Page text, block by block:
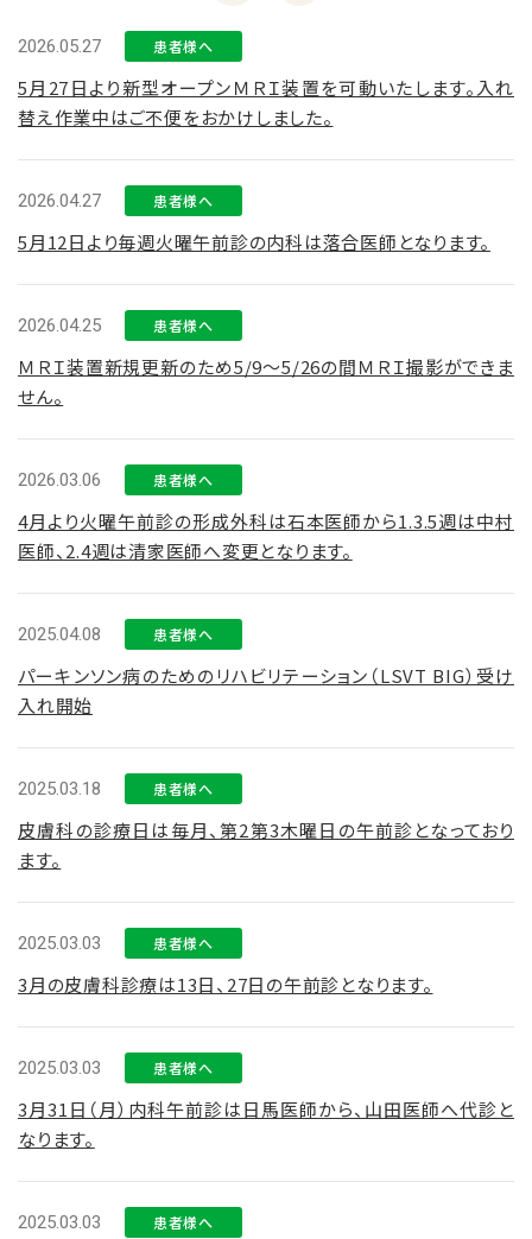
2026.05.27 患者様へ
5月27日より新型オープンＭＲＩ装置を可動いたします。入れ
替え作業中はご不便をおかけしました。
2026.04.27 患者様へ
5月12日より毎週火曜午前診の内科は落合医師となります。
2026.04.25 患者様へ
ＭＲＩ装置新規更新のため5/9～5/26の間ＭＲＩ撮影ができま
せん。
2026.03.06 患者様へ
4月より火曜午前診の形成外科は石本医師から1.3.5週は中村
医師、2.4週は清家医師へ変更となります。
2025.04.08 患者様へ
パーキンソン病のためのリハビリテーション（LSVT BIG）受け
入れ開始
2025.03.18 患者様へ
皮膚科の診療日は毎月、第2第3木曜日の午前診となっており
ます。
2025.03.03 患者様へ
3月の皮膚科診療は13日、27日の午前診となります。
2025.03.03 患者様へ
3月31日（月）内科午前診は日馬医師から、山田医師へ代診と
なります。
2025.03.03 患者様へ